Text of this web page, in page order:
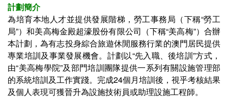
計劃簡介
為培育本地人才並提供發展階梯，勞工事務局（下稱“勞工
局”）和美高梅金殿超濠股份有限公司（下稱“美高梅”）合辦
本計劃，為有志投身綜合旅遊休閒服務行業的澳門居民提供
專業培訓及事業發展機會。計劃以“先入職、後培訓”方式，
由“美高梅學院”及部門培訓團隊提供一系列有關設施管理部
的系統培訓及工作實踐。完成24個月培訓後，視乎考核結果
及個人表現可獲晉升為設施技術員或助理設施工程師。